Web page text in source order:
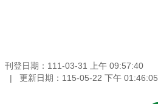
刊登日期：111-03-31 上午 09:57:40
更新日期：115-05-22 下午 01:46:05